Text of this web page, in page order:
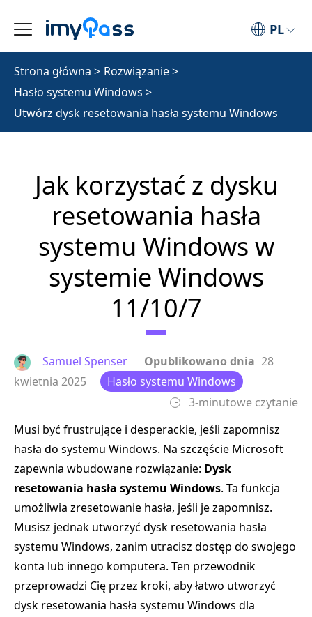
PL
Strona główna > Rozwiązanie>
Hasło systemu Windows >
Utwórz dysk resetowania hasła systemu Windows
Jak korzystać z dysku
resetowania hasła
systemu Windows w
systemie Windows
11/10/7
Samuel Spenser Opublikowano dnia 28
kwietnia 2025
Hasło systemu Windows
3-minutowe czytanie
Musi być frustrujące i desperackie, jeśli zapomnisz
hasła do systemu Windows. Na szczęście Microsoft
zapewnia wbudowane rozwiązanie: Dysk
resetowania hasła systemu Windows. Ta funkcja
umożliwia zresetowanie hasła, jeśli je zapomnisz.
Musisz jednak utworzyć dysk resetowania hasła
systemu Windows, zanim utracisz dostęp do swojego
konta lub innego komputera. Ten przewodnik
przeprowadzi Cię przez kroki, aby łatwo utworzyć
dysk resetowania hasła systemu Windows dla